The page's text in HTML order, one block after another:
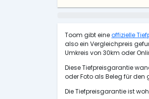
Toom gibt eineoffizielle
also ein Vergleichpreis
Umkreis von 30km oder
Diese Tiefpreisgarantie
oder Foto als Beleg für den
Die Tiefpreisgarantie ist